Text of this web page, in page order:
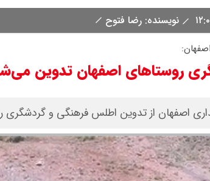
نویسنده: رضا فتوح
روستاهای اصفهان تدوین
اصفهان از تدوین اطلس فرهنگی و گردشگری